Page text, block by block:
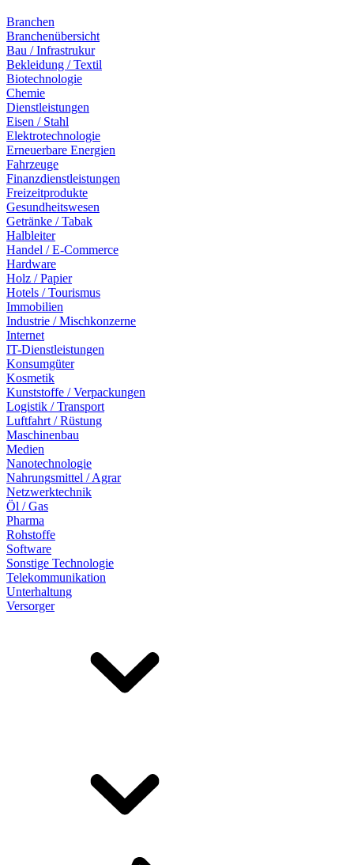
Branchen
Branchenübersicht
Bau / Infrastrukur
Bekleidung / Textil
Biotechnologie
Chemie
Dienstleistungen
Eisen / Stahl
Elektrotechnologie
Erneuerbare Energien
Fahrzeuge
Finanzdienstleistungen
Freizeitprodukte
Gesundheitswesen
Getränke / Tabak
Halbleiter
Handel / E-Commerce
Hardware
Holz / Papier
Hotels / Tourismus
Immobilien
Industrie / Mischkonzerne
Internet
IT-Dienstleistungen
Konsumgüter
Kosmetik
Kunststoffe / Verpackungen
Logistik / Transport
Luftfahrt / Rüstung
Maschinenbau
Medien
Nanotechnologie
Nahrungsmittel / Agrar
Netzwerktechnik
Öl / Gas
Pharma
Rohstoffe
Software
Sonstige Technologie
Telekommunikation
Unterhaltung
Versorger